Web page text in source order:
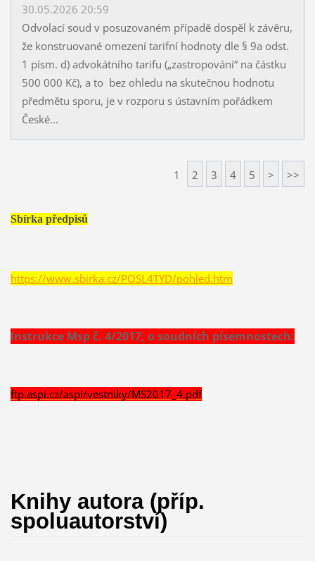
30.05.2026 20:59
Odvolací soud v posuzovaném případě dospěl k závěru,
že konstruované omezení tarifní hodnoty dle § 9a odst.
1 písm. d) advokátního tarifu („zastropování“ na částku
500 000 Kč), a to bez ohledu na skutečnou hodnotu
předmětu sporu, je v rozporu s ústavním pořádkem
České...
1 2 3 4 5 > >>
Sbírka předpisů
https://www.sbirka.cz/POSL4TYD/pohled.htm
Instrukce Msp č. 4/2017, o soudních písemnostech:
ftp.aspi.cz/aspi/vestniky/MS2017_4.pdf
Knihy autora (příp.
spoluautorství)